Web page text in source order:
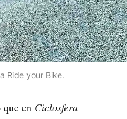
Ride your Bike.
que en Ciclosfera